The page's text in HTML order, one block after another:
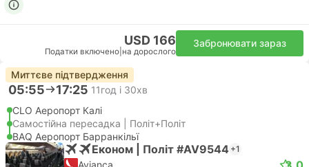
USD 166
Податки включено на дорослого
Забронювати зараз
Миттєве підтвердження
05:55 17:25 11год і 30хв
CLO Аеропорт Калі
Самостійна пересадка | Політ+Політ
BAQ Аеропорт Барранкільї
Економ | Політ #AV9544 +1
Avianca